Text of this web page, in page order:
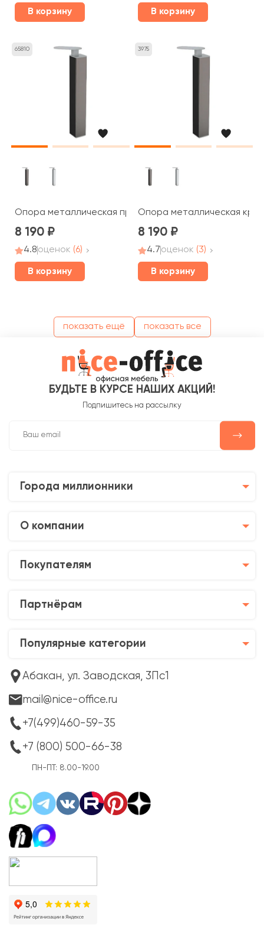
В корзину В корзину
65810
Опора металлическая промежуточная Blackwood
8 190
4.8оценок (6)
В корзину
3975
Опора металлическая
8 190
4.7оценок (3)
В корзину
показать ещё показать все
БУДЬТЕ В КУРСЕ НАШИХ АКЦИЙ!
Подпишитесь на рассылку
Города миллионники
О компании
Покупателям
Партнёрам
Популярные категории
Абакан, ул. Заводская, 3Пс1
mail@nice-office.ru
+7(499)460-59-35
+7 (800) 500-66-38
ПН-ПТ: 8.00-19.00